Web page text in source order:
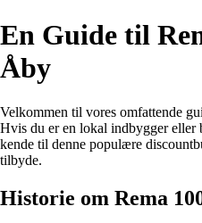
En Guide til
Åby
Velkommen til vores omfattende
Hvis du er en lokal indbygger eller
kende til denne populære
tilbyde.
Historie om Rema